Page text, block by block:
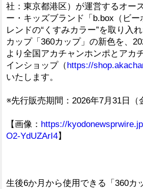
社：東京都港区）が運営するオー
ー・キッズブランド「b.box（ビー
レンドの“くすみカラー”を取り入
カップ「360カップ」の新色を、
より全国アカチャンホンポとアカ
インショップ（https://
いたします。
※先行販売期間：2026年7月31日（
【画像： https://
O2-YdUZArI4】
生後6か月から使用できる「360カ